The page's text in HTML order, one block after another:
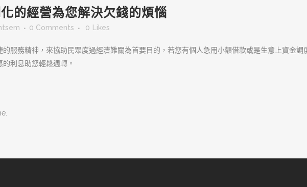
的經營為您解決欠錢的煩惱
0 Comments 0 Likes
服務精神，來協助民眾度過經濟難關為首要目的，若您有個人急用小額借款或是生意上資金調
利息助您輕鬆週轉。